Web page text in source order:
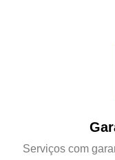
Serviços com